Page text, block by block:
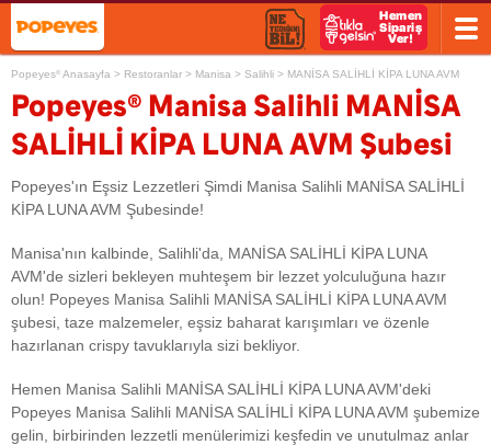
Popeyes® Anasayfa > Restoranlar > Manisa > Salihli > MANİSA SALİHLİ KİPA LUNA AVM
Popeyes®
Manisa Salihli MANİSA
SALİHLİ KİPA LUNA AVM Şubesi
Popeyes'ın Eşsiz Lezzetleri Şimdi Manisa Salihli MANİSA SALİHLİ
KİPA LUNA AVM Şubesinde!
Manisa'nın kalbinde, Salihli'da, MANİSA SALİHLİ KİPA LUNA
AVM'de sizleri bekleyen muhteşem bir lezzet yolculuğuna hazır
olun! Popeyes Manisa Salihli MANİSA SALİHLİ KİPA LUNA AVM
şubesi, taze malzemeler, eşsiz baharat karışımları ve özenle
hazırlanan crispy tavuklarıyla sizi bekliyor.
Hemen Manisa Salihli MANİSA SALİHLİ KİPA LUNA AVM'deki
Popeyes Manisa Salihli MANİSA SALİHLİ KİPA LUNA AVM şubemize
gelin, birbirinden lezzetli menülerimizi keşfedin ve unutulmaz anlar